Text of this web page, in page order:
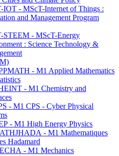
IOT - MScT-Internet of Things :
and Management Program
STEEM - MScT-Energy
: Science Technology &
- M1 Applied Mathematics
- M1 Chemistry and
- M1 CPS - Cyber Physical
- M1 High Energy Physics
- M1 Mathematiques
Hadamard
- M1 Mechanics